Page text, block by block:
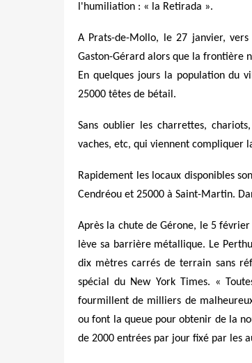
l'humiliation : « la Retirada ».
A Prats-de-Mollo, le 27 janvier,
Gaston-Gérard alors que la frontière
En quelques jours la population du
25000 têtes de bétail.
Sans oublier les charrettes,
vaches, etc, qui viennent compliquer
Rapidement les locaux disponibles
Cendréou et 25000 à Saint-Martin.
Après la chute de Gérone, le 5
lève sa barrière métallique. Le
dix mètres carrés de terrain sans
spécial du New York Times. «
fourmillent de milliers de
ou font la queue pour obtenir de la
de 2000 entrées par jour fixé par les